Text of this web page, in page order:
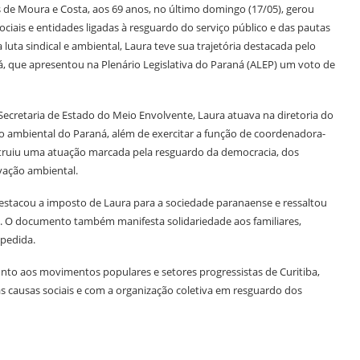
Moura e Costa, aos 69 anos, no último domingo (17/05), gerou
e entidades ligadas à resguardo do serviço público e das pautas
sindical e ambiental, Laura teve sua trajetória destacada pelo
apresentou na Plenário Legislativa do Paraná (ALEP) um voto de
de Estado do Meio Envolvente, Laura atuava na diretoria do
do Paraná, além de exercitar a função de coordenadora-
uma atuação marcada pela resguardo da democracia, dos
ambiental.
a imposto de Laura para a sociedade paranaense e ressaltou
documento também manifesta solidariedade aos familiares,
aos movimentos populares e setores progressistas de Curitiba,
sociais e com a organização coletiva em resguardo dos